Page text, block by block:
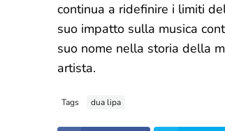
continua a ridefinire i limiti
suo impatto sulla musica
suo nome nella storia della
artista.
Tags dua lipa